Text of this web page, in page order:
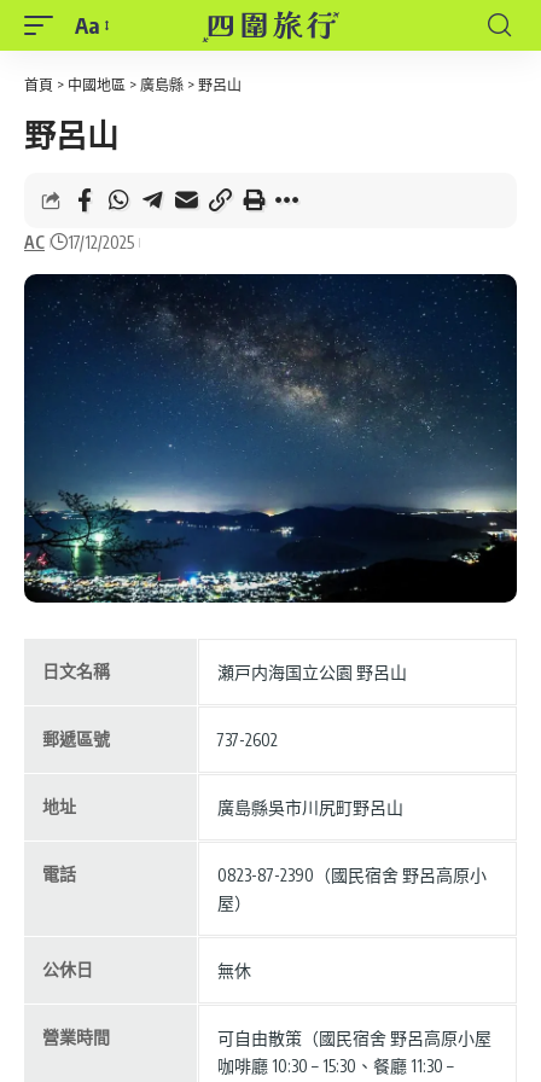
Font
Resizer
Aa
首頁 > 中國地區 > 廣島縣 > 野呂山
野呂山
AC 17/12/2025
日文名稱 瀬戸内海国立公園 野呂山
郵遞區號 737-2602
地址 廣島縣吳市川尻町野呂山
電話
0823-87-2390（國民宿舍 野呂高原小
屋）
公休日 無休
營業時間
可自由散策（國民宿舍 野呂高原小屋
咖啡廳 10:30 – 15:30、餐廳 11:30 –